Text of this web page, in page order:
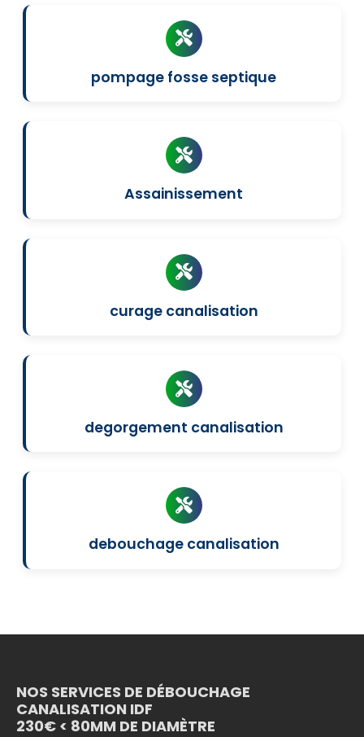
pompage fosse septique
Assainissement
curage canalisation
degorgement canalisation
debouchage canalisation
NOS SERVICES DE DÉBOUCHAGE
CANALISATION IDF
230€ < 80MM DE DIAMÈTRE